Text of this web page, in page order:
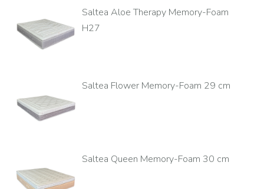
Saltea Aloe Therapy Memory-Foam
H27
Saltea Flower Memory-Foam 29 cm
Saltea Queen Memory-Foam 30 cm